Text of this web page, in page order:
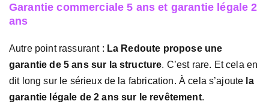
Garantie commerciale 5 ans et garantie légale 2
ans
Autre point rassurant : La Redoute propose une
garantie de 5 ans sur la structure. C’est rare. Et cela en
dit long sur le sérieux de la fabrication. À cela s’ajoute la
garantie légale de 2 ans sur le revêtement.